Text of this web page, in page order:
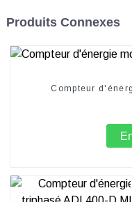
Produits Connexes
Compteur